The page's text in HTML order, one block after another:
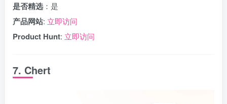
是否精选 ：是
产品网站: 立即访问
Product Hunt: 立即访问
7. Chert